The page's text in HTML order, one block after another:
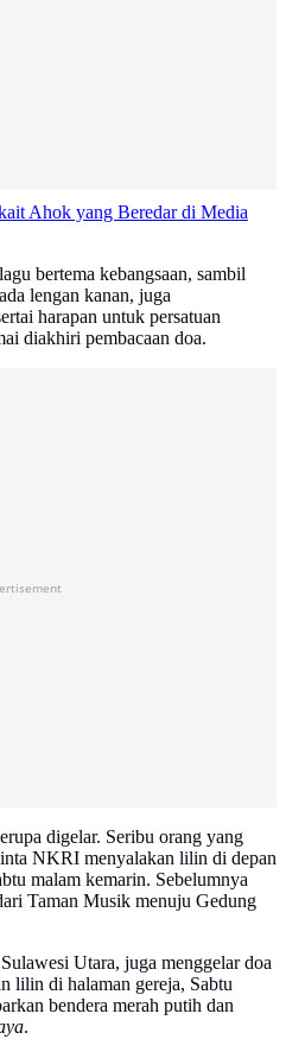
Ahok yang Beredar di Media
bertema kebangsaan, sambil
lengan kanan, juga
harapan untuk persatuan
diakhiri pembacaan doa.
digelar. Seribu orang yang
NKRI menyalakan lilin di depan
malam kemarin. Sebelumnya
Taman Musik menuju Gedung
Utara, juga menggelar doa
lilin di halaman gereja, Sabtu
bendera merah putih dan
.